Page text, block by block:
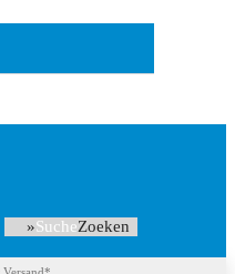
Suche